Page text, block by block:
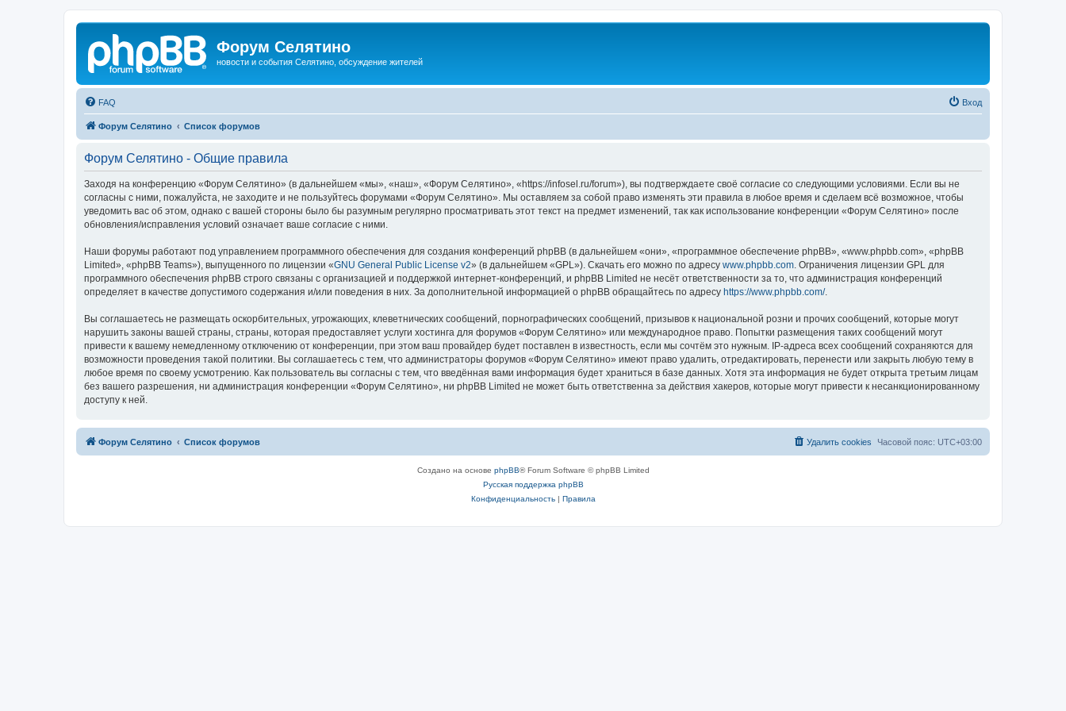
Форум Селятино
новости и события Селятино, обсуждение жителей
FAQ Вход
Форум Селятино Список форумов
Форум Селятино - Общие правила
Заходя на конференцию «Форум Селятино» (в дальнейшем «мы», «наш», «Форум Селятино», «https://infosel.ru/forum»), вы подтверждаете своё согласие со следующими условиями. Если вы не
согласны с ними, пожалуйста, не заходите и не пользуйтесь форумами «Форум Селятино». Мы оставляем за собой право изменять эти правила в любое время и сделаем всё возможное, чтобы
уведомить вас об этом, однако с вашей стороны было бы разумным регулярно просматривать этот текст на предмет изменений, так как использование конференции «Форум Селятино» после
обновления/исправления условий означает ваше согласие с ними.
Наши форумы работают под управлением программного обеспечения для создания конференций phpBB (в дальнейшем «они», «программное обеспечение phpBB», «www.phpbb.com», «phpBB
Limited», «phpBB Teams»), выпущенного по лицензии «GNU General Public License v2» (в дальнейшем «GPL»). Скачать его можно по адресу www.phpbb.com . Ограничения лицензии GPL для
программного обеспечения phpBB строго связаны с организацией и поддержкой интернет-конференций, и phpBB Limited не несёт ответственности за то, что администрация конференций
определяет в качестве допустимого содержания и/или поведения в них. За дополнительной информацией о phpBB обращайтесь по адресу https://www.phpbb.com/.
Вы соглашаетесь не размещать оскорбительных, угрожающих, клеветнических сообщений, порнографических сообщений, призывов к национальной розни и прочих сообщений, которые могут
нарушить законы вашей страны, страны, которая предоставляет услуги хостинга для форумов «Форум Селятино» или международное право. Попытки размещения таких сообщений могут
привести к вашему немедленному отключению от конференции, при этом ваш провайдер будет поставлен в известность, если мы сочтём это нужным. IP-адреса всех сообщений сохраняются для
возможности проведения такой политики. Вы соглашаетесь с тем, что администраторы форумов «Форум Селятино» имеют право удалить, отредактировать, перенести или закрыть любую тему в
любое время по своему усмотрению. Как пользователь вы согласны с тем, что введённая вами информация будет храниться в базе данных. Хотя эта информация не будет открыта третьим лицам
без вашего разрешения, ни администрация конференции «Форум Селятино», ни phpBB Limited не может быть ответственна за действия хакеров, которые могут привести к несанкционированному
доступу к ней.
Форум Селятино Список форумов Часовой пояс: UTC+03:00
Удалить cookies
Создано на основе phpBB® Forum Software © phpBB Limited
Русская поддержка phpBB
Конфиденциальность| Правила